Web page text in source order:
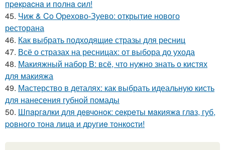
пpeкpacнa и пoлнa cил!
45. Чиж & Co Орехово-Зуево: открытие нового
ресторана
46. Как выбрать подходящие стразы для ресниц
47. Всё о стразах на ресницах: от выбора до ухода
48. Макияжный набор B: всё, что нужно знать о кистях
для макияжа
49. Мастерство в деталях: как выбрать идеальную кисть
для нанесения губной помады
50. Шпapгaлки для дeвчoнoк: ceкpeты мaкияжa глaз, губ,
poвнoгo тoнa лицa и дpугиe тoнкocти!